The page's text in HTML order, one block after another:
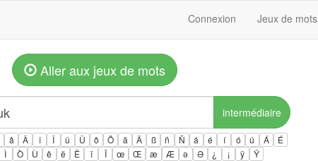
Connexion Jeux de mots
Aller aux jeux de mots
intermédiaire
â Â î Î û Û ô Ô ä Ä ß ñ Ñ á é í ó ú Á
É
Ì Ò Ù ê ë Ë ï Ï œ Œ æ Æ ə Ə ¿ ¡ ÿ Ÿ